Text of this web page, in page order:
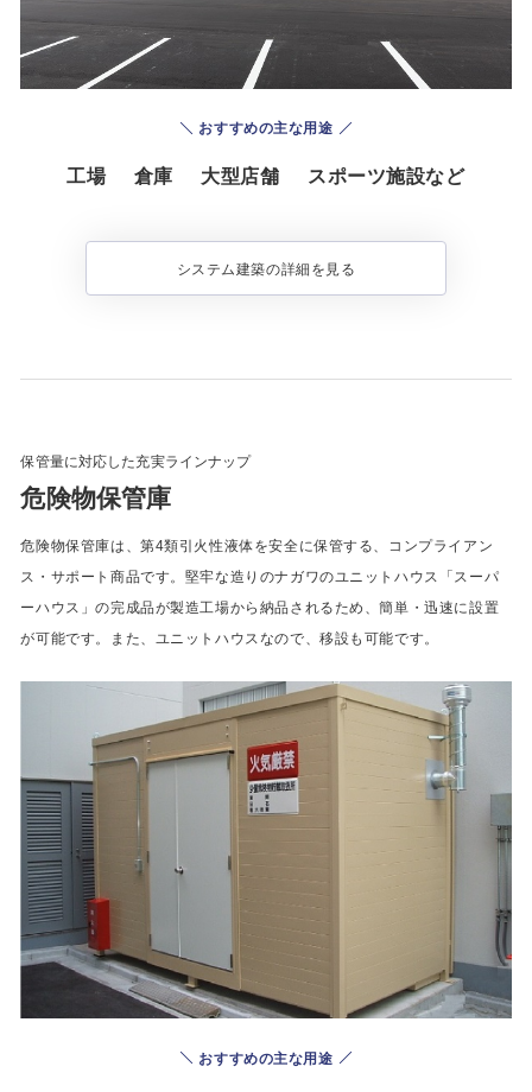
おすすめの主な用途
工場 倉庫 大型店舗 スポーツ施設など
システム建築の詳細を見る
保管量に対応した充実ラインナップ
危険物保管庫
危険物保管庫は、第4類引火性液体を安全に保管する、コンプライアン
ス・サポート商品です。堅牢な造りのナガワのユニットハウス「スーパ
ーハウス」の完成品が製造工場から納品されるため、簡単・迅速に設置
が可能です。また、ユニットハウスなので、移設も可能です。
おすすめの主な用途